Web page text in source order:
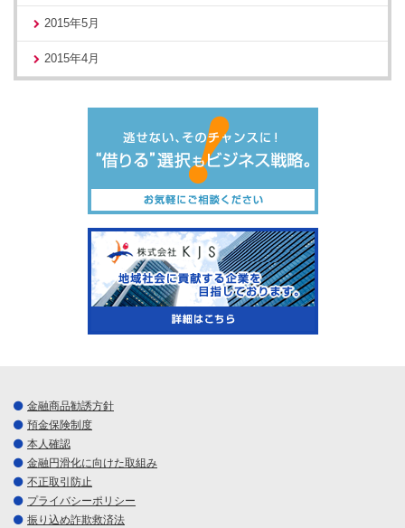
2015年5月
2015年4月
金融商品勧誘方針
預金保険制度
本人確認
金融円滑化に向けた取組み
不正取引防止
プライバシーポリシー
振り込め詐欺救済法